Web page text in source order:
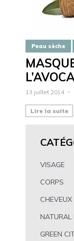
Peau sèche
13 juillet 2014
Lire la suite
VISAGE
CORPS
CHEVEUX
NATURAL
GREEN